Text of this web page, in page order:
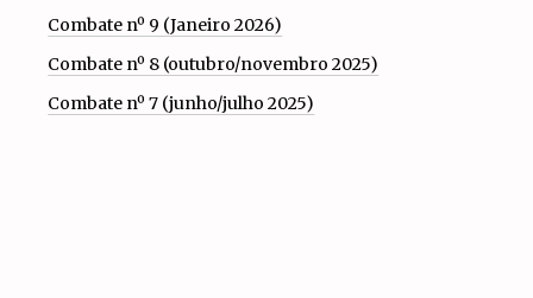
Combate nº 9 (Janeiro 2026)
Combate nº 8 (outubro/novembro 2025)
Combate nº 7 (junho/julho 2025)